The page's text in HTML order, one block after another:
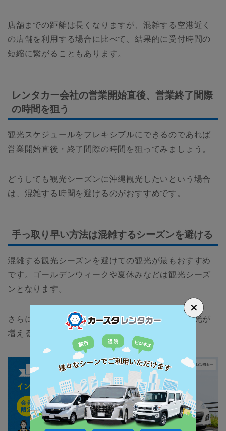
店舗までの距離は長くなりますが、混雑する空港近く
の店舗を利用する場合に比べて、結果的に受付時間の
短縮に繋がることもあります。
レンタカー会社の営業開始直後、営業終了間際
の時間を狙う
観光スケジュールをフレキシブルにできるのであれば
営業開始直後・終了間際の時間を狙ってみましょう。
どうしても観光シーズンに沖縄観光したいという場合
は、混雑する時間を避けるのがおすすめです。
手っ取り早い方法は混雑するシーズンを避ける
混雑する観光シーズンを避けての観光が最もおすすめ
です。ゴールデンウィークや夏休みなどは観光シーズ
ンとなります。
さらに、韓国や台湾、香港などアジア圏からの観光が
増える旧正月なども避けると良いでしょう。
✕